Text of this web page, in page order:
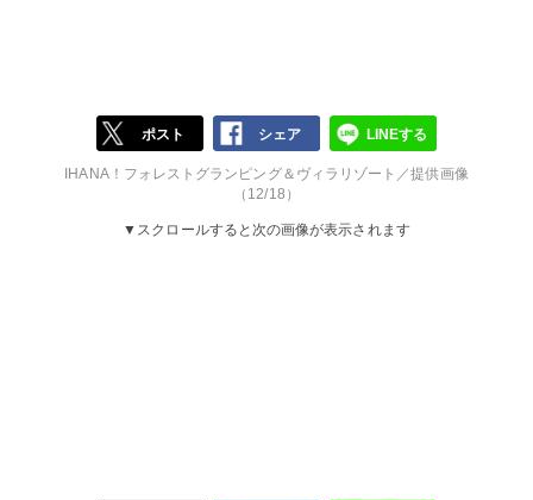
ポスト シェア LINEする
IHANA！フォレストグランピング＆ヴィラリゾート／提供画像
（12/18）
▼スクロールすると次の画像が表示されます